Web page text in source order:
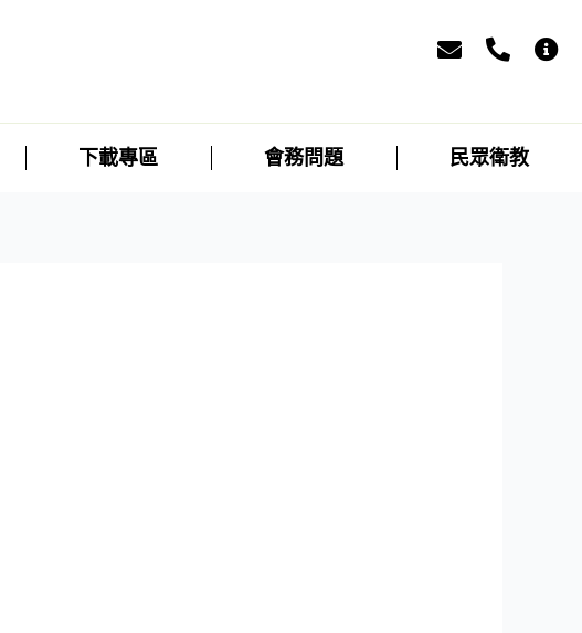
下載專區 會務問題 民眾衛教